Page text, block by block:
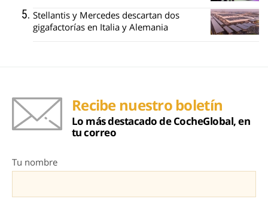
Stellantis y Mercedes descartan dos
gigafactorías en Italia y Alemania
Recibe nuestro boletín
Lo más destacado de CocheGlobal, en
tu correo
Tu nombre